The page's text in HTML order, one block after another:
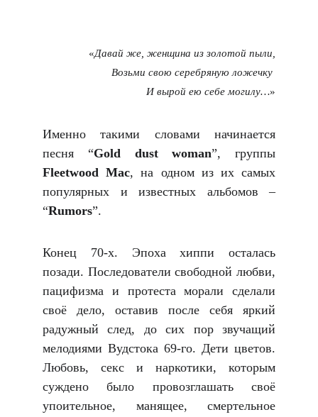
«Давай же, женщина из золотой пыли,
Возьми свою серебряную ложечку
И вырой ею себе могилу…»
Именно такими словами начинается
песня “Gold dust woman”, группы
Fleetwood Mac, на одном из их самых
популярных и известных альбомов –
“Rumors”.
Конец 70-х. Эпоха хиппи осталась
позади. Последователи свободной любви,
пацифизма и протеста морали сделали
своё дело, оставив после себя яркий
радужный след, до сих пор звучащий
мелодиями Вудстока 69-го. Дети цветов.
Любовь, секс и наркотики, которым
суждено было провозглашать своё
упоительное, манящее, смертельное